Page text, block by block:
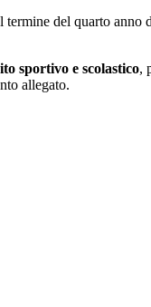
termine del quarto anno
sportivo e scolastico,
allegato.